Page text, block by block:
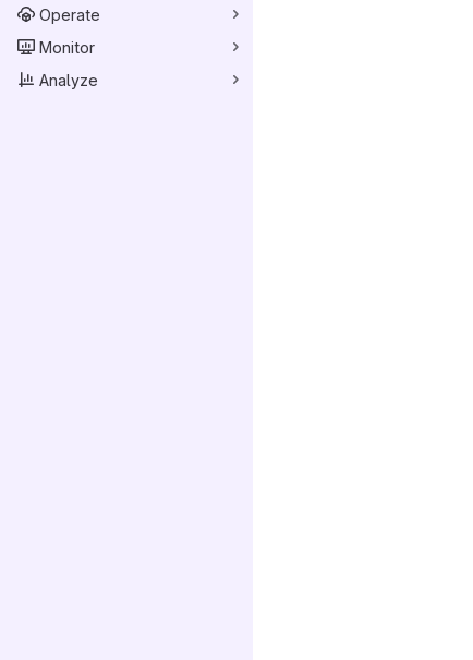
Operate
Monitor
Analyze